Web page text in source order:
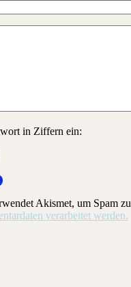
in Ziffern ein:
Akismet, um Spam
verarbeitet werden.